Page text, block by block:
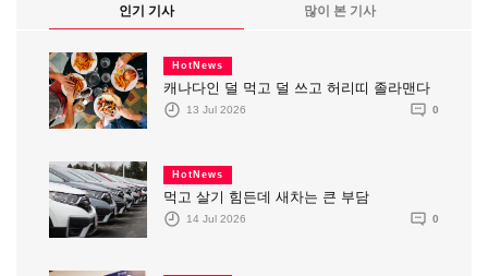
인기 기사 많이 본 기사
HotNews
캐나다인 덜 먹고 덜 쓰고 허리띠 졸라맨다
13 Jul 2026 0
HotNews
먹고 살기 힘든데 새차는 큰 부담
14 Jul 2026 0